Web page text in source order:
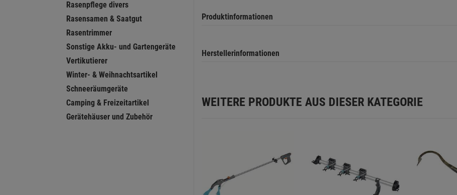
Rasenpflege divers
Rasensamen & Saatgut
Rasentrimmer
Sonstige Akku- und Gartengeräte
Vertikutierer
Winter- & Weihnachtsartikel
Schneeräumgeräte
Camping & Freizeitartikel
Gerätehäuser und Zubehör
Produktinformationen
Herstellerinformationen
WEITERE PRODUKTE AUS DIESER KATEGORIE